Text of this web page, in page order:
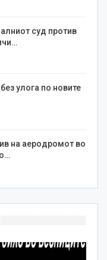
суд против
улога по новите
на аеродромот во